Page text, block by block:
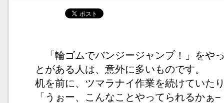
「輪ゴムでバンジージャンプ！」をや
とがある人は、意外に多いものです。
机を前に、ツマラナイ作業を続けていた
「うぉー、こんなことやってられるかぁ